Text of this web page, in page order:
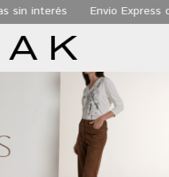
Envio Express de 24 hs a